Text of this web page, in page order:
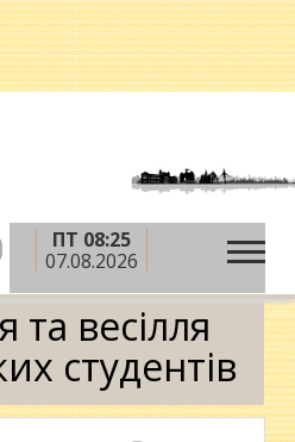
ПТ 08:25
07.08.2026
Сватання та весілля
та весілля
студентів